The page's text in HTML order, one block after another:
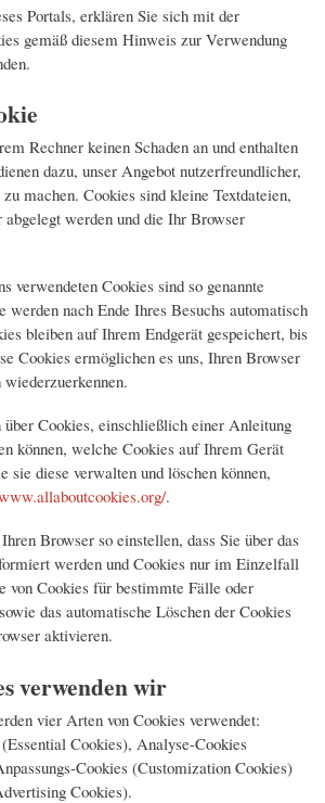
Portals, erklären Sie sich mit der
gemäß diesem Hinweis zur Verwendung
Rechner keinen Schaden an und enthalten
dazu, unser Angebot nutzerfreundlicher,
machen. Cookies sind kleine Textdateien,
werden und die Ihr Browser
verwendeten Cookies sind so genannte
werden nach Ende Ihres Besuchs automatisch
bleiben auf Ihrem Endgerät gespeichert, bis
Cookies ermöglichen es uns, Ihren Browser
Cookies, einschließlich einer Anleitung
können, welche Cookies auf Ihrem Gerät
sie diese verwalten und löschen können,
.
Browser so einstellen, dass Sie über das
werden und Cookies nur im Einzelfall
von Cookies für bestimmte Fälle oder
das automatische Löschen der Cookies
aktivieren.
verwenden wir
vier Arten von Cookies verwendet:
Cookies), Analyse-Cookies
Cookies (Customization Cookies)
Cookies).